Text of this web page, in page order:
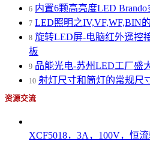
6 内置6颗高亮度LED
7 LED照明之IV,VF,WF,BIN
8 旋转LED屏-电脑红外遥控
板
9 品能光电-苏州LED工厂盛
10 射灯尺寸和筒灯的常规尺
资源交流
XCF5018，3A，100V，恒